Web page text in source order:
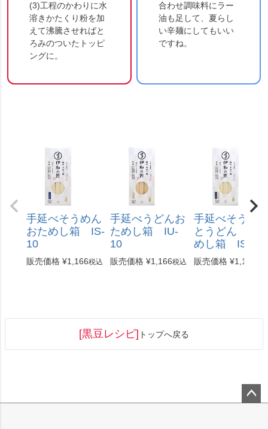
(3)工程のかわりに水
溶きかたくり粉を加
えて沸騰させればと
ろみのついたトッピ
ングに。
合わせ調味料にラー
油も足して、夏らし
い辛麺にしてもいい
ですね。
手延べそうめん
おためし箱 IS-
10
販売価格 ¥1,166税込
手延べうどんお
ためし箱 IU-
10
販売価格 ¥1,166税込
手延べそうめ
とうどん お
めし箱 ISU-
販売価格 ¥1,166
[黒豆レシピ] トップへ戻る